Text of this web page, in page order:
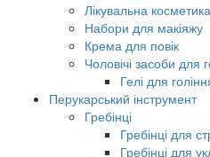
Лікувальна
Набори для макіяжу
Крема для повік
Чоловічі засоби для
Гелі для
Перукарський інструмент
Гребінці
Гребінці для
Гребінці для